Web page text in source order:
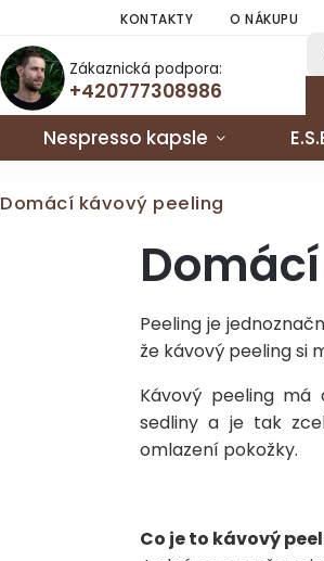
KONTAKTY O NÁKUPU
Zákaznická podpora:
+420777308986
Nespresso kapsle
Domácí kávový peeling
Peeling je
že kávový peeling si
Kávový peeling
sedliny a je tak
omlazení pokožky.
Co je to kávový